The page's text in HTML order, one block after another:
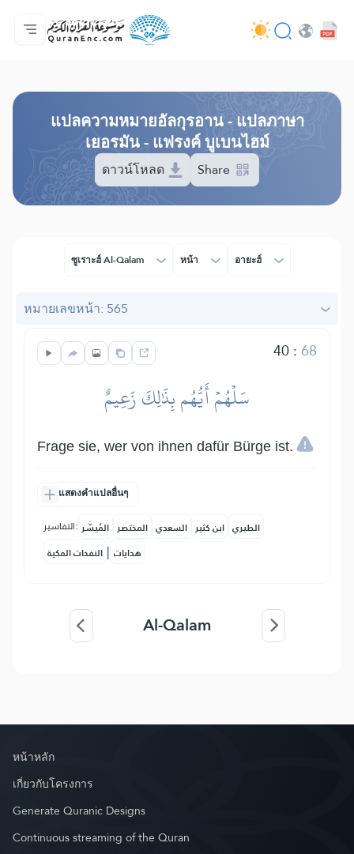
หน้าหลัก
สารบัญ​คำแปล
Audio
บริการสำหรับนักพัฒนา - API
เกี่ยวกับโครงการ
ติดต่อเรา
ภาษา
แปล​ความหมาย​อัลกุรอาน​ - แปลภาษา
เยอรมัน - แฟรงค์ บูเบนไฮม์
ดาวน์โหลด Share
ซูเราะฮ์ Al-Qalam หน้า อายะฮ์
หมายเลขหน้า: 565
40:68
سَلۡهُمۡ أَيُّهُم بِذَٰلِكَ زَعِيمٌ
Frage sie, wer von ihnen dafür Bürge ist.
แสดงคำแปลอื่นๆ
التفاسير: المُيسَّر المختصر السعدي ابن كثير الطبري
النفحات المكية | هدايات
Al-Qalam
หน้าหลัก
เกี่ยวกับโครงการ
Generate Quranic Designs
Continuous streaming of the Quran